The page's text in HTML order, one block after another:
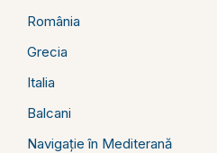
România
Grecia
Italia
Balcani
Navigație în Mediterană